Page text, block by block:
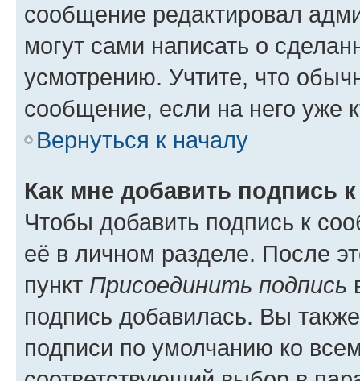
сообщение редактировал
могут сами написать о
усмотрению. Учтите, что
сообщение, если на него уже
Вернуться к началу
Как мне добавить подпись
Чтобы добавить подпись к
её в личном разделе. После
пункт Присоединить подпись
подпись добавилась. Вы
подписи по умолчанию ко